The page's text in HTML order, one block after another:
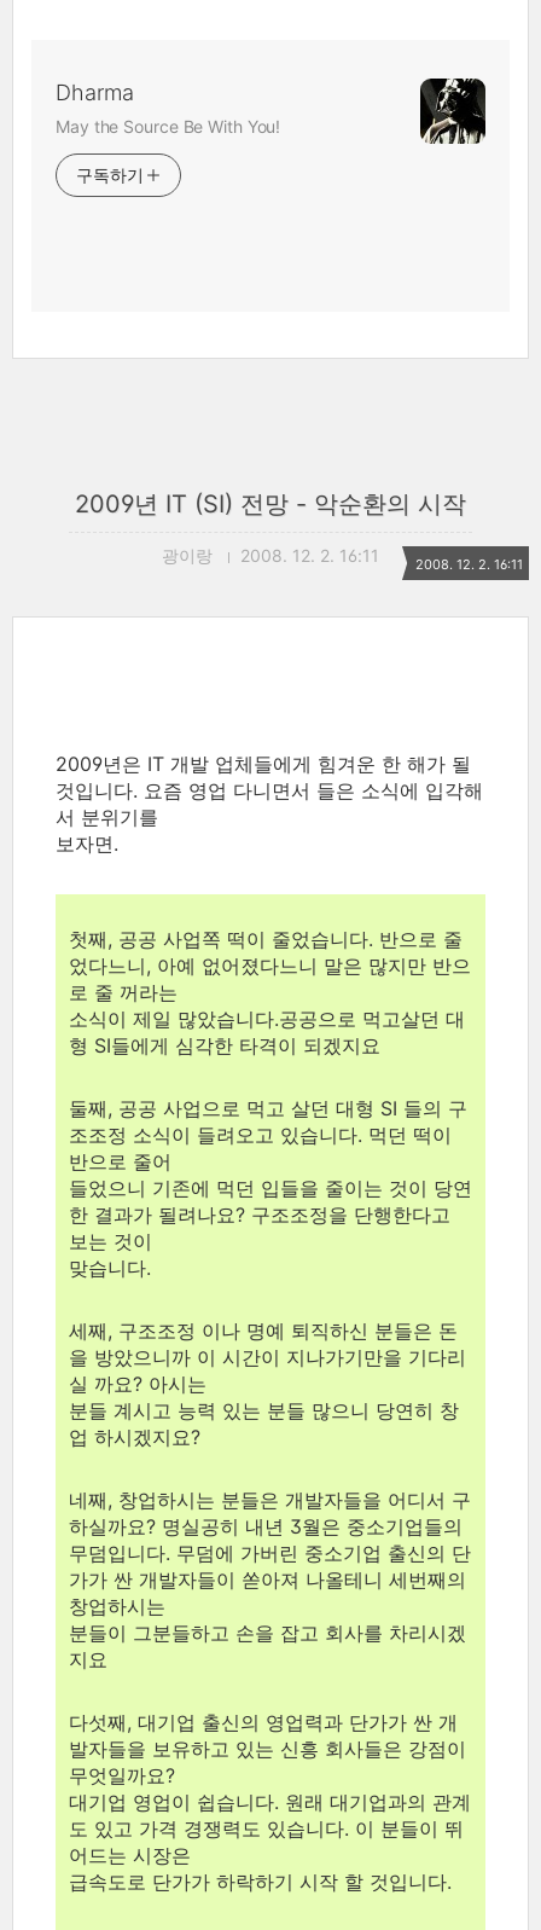
Dharma
May the Source Be With You!
구독하기
2009년 IT (SI) 전망 - 악순환의 시작
광이랑 2008. 12. 2. 16:11 2008. 12. 2. 16:11
2009년은 IT 개발 업체들에게 힘겨운 한 해가 될
것입니다. 요즘 영업 다니면서 들은 소식에 입각해
서 분위기를
보자면.
첫째, 공공 사업쪽 떡이 줄었습니다. 반으로 줄
었다느니, 아예 없어졌다느니 말은 많지만 반으
로 줄 꺼라는
소식이 제일 많았습니다.공공으로 먹고살던 대
형 SI들에게 심각한 타격이 되겠지요
둘째, 공공 사업으로 먹고 살던 대형 SI 들의 구
조조정 소식이 들려오고 있습니다. 먹던 떡이
반으로 줄어
들었으니 기존에 먹던 입들을 줄이는 것이 당연
한 결과가 될려나요? 구조조정을 단행한다고
보는 것이
맞습니다.
세째, 구조조정 이나 명예 퇴직하신 분들은 돈
을 방았으니까 이 시간이 지나가기만을 기다리
실 까요? 아시는
분들 계시고 능력 있는 분들 많으니 당연히 창
업 하시겠지요?
네째, 창업하시는 분들은 개발자들을 어디서 구
하실까요? 명실공히 내년 3월은 중소기업들의
무덤입니다. 무덤에 가버린 중소기업 출신의 단
가가 싼 개발자들이 쏟아져 나올테니 세번째의
창업하시는
분들이 그분들하고 손을 잡고 회사를 차리시겠
지요
다섯째, 대기업 출신의 영업력과 단가가 싼 개
발자들을 보유하고 있는 신흥 회사들은 강점이
무엇일까요?
대기업 영업이 쉽습니다. 원래 대기업과의 관계
도 있고 가격 경쟁력도 있습니다. 이 분들이 뛰
어드는 시장은
급속도로 단가가 하락하기 시작 할 것입니다.